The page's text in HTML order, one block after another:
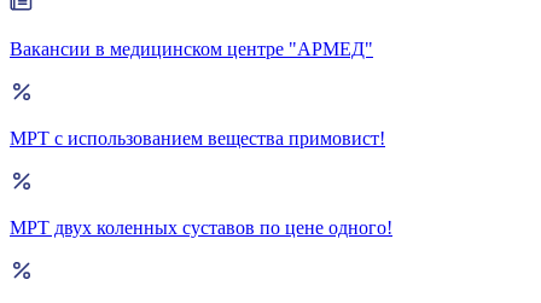
Вакансии в медицинском центре "АРМЕД"
МРТ с использованием вещества примовист!
МРТ двух коленных суставов по цене одного!